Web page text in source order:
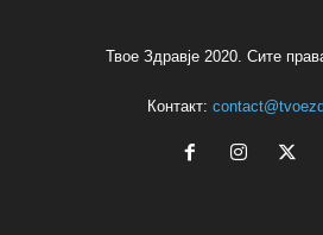
Твое Здравје 2020. Сите
Контакт: